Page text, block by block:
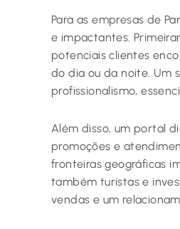
Para as empresas de
e impactantes.
potenciais clientes
do dia ou da noite. Um
profissionalismo,
Além disso, um portal
promoções e
fronteiras geográficas
também turistas e
vendas e um